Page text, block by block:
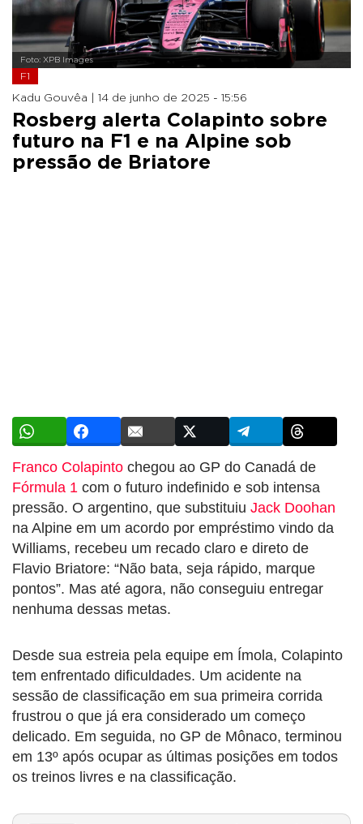
Foto: XPB Images
F1
Kadu Gouvêa | 14 de junho de 2025 - 15:56
Rosberg alerta Colapinto sobre
futuro na F1 e na Alpine sob
pressão de Briatore
Franco Colapinto chegou ao GP do Canadá de
Fórmula 1 com o futuro indefinido e sob intensa
pressão. O argentino, que substituiu Jack Doohan
na Alpine em um acordo por empréstimo vindo da
Williams, recebeu um recado claro e direto de
Flavio Briatore: “Não bata, seja rápido, marque
pontos”. Mas até agora, não conseguiu entregar
nenhuma dessas metas.
Desde sua estreia pela equipe em Ímola, Colapinto
tem enfrentado dificuldades. Um acidente na
sessão de classificação em sua primeira corrida
frustrou o que já era considerado um começo
delicado. Em seguida, no GP de Mônaco, terminou
em 13º após ocupar as últimas posições em todos
os treinos livres e na classificação.